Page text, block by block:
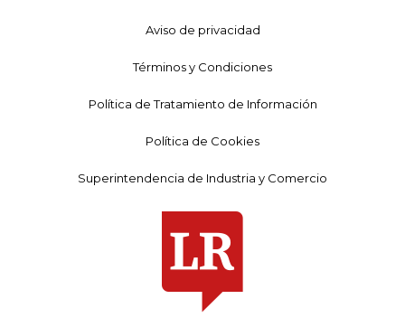
Aviso de privacidad
Términos y Condiciones
Política de Tratamiento de Información
Política de Cookies
Superintendencia de Industria y Comercio